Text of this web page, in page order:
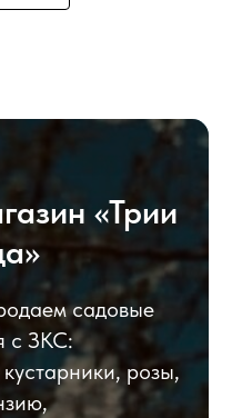
«Трии
садовые
с ЗКС:
розы,